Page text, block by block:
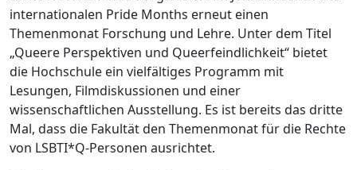
internationalen Pride Months erneut einen
Themenmonat Forschung und Lehre. Unter dem Titel
„Queere Perspektiven und Queerfeindlichkeit“ bietet
die Hochschule ein vielfältiges Programm mit
Lesungen, Filmdiskussionen und einer
wissenschaftlichen Ausstellung. Es ist bereits das dritte
Mal, dass die Fakultät den Themenmonat für die Rechte
von LSBTI*Q-Personen ausrichtet.